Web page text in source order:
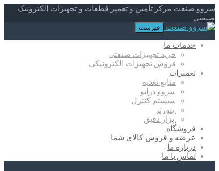
سروو صنعت مرکز تأمین و تعمیر قطعات و تجهیزات الکترونیک
صنعتی
فهرست
خدمات ما
خرید تجهیزات صنعتی
فروش تجهیزات الکترونیکی
تعمیرات
منابع تغذیه
سروو درایو
سیستم کنترل
اینورتر
ابزار دقیق
فروشگاه
عرضه و فروش کالای شما
درباره ما
تماس با ما